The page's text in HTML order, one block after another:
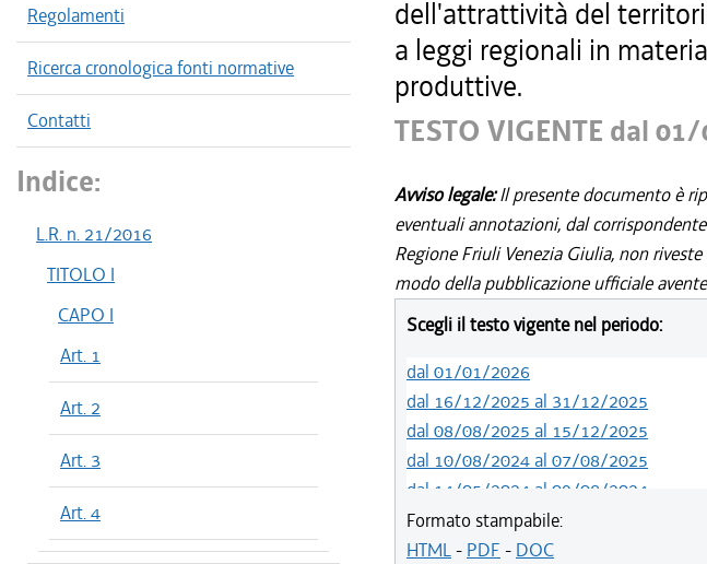
Regolamenti
Ricerca cronologica fonti normative
Contatti
Indice:
L.R. n. 21/2016
TITOLO I
CAPO I
Art. 1
Art. 2
Art. 3
Art. 4
dell'attrattività del
a leggi regionali in
produttive.
TESTO VIGENTE dal
Avviso legale:Il presente documento è
eventuali annotazioni, dal
Regione Friuli Venezia Giulia, non
modo della pubblicazione ufficiale
Scegli il testo vigente nel periodo:
dal 01/01/2026
dal 16/12/2025 al 31/12/2025
dal 08/08/2025 al 15/12/2025
dal 10/08/2024 al 07/08/2025
dal 14/05/2024 al 09/08/2024
dal 01/01/2024 al 13/05/2024
dal 31/10/2023 al 31/12/2023
Formato stampabile:
HTML- PDF - DOC